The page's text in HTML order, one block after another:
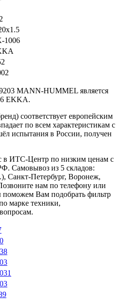
1006
MANN-HUMMEL является
EKKA.
соответствует европейским
по всем характеристикам с
испытания в России, получен
в ИТС-Центр по низким ценам с
Самовывоз из 5 складов:
Санкт-Петербург, Воронеж,
нам по телефону или
Вам подобрать фильтр
марке техники,